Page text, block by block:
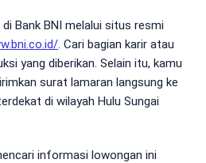
Bank BNI melalui situs resmi
. Cari bagian karir atau
yang diberikan. Selain itu, kamu
surat lamaran langsung ke
di wilayah Hulu Sungai
informasi lowongan ini